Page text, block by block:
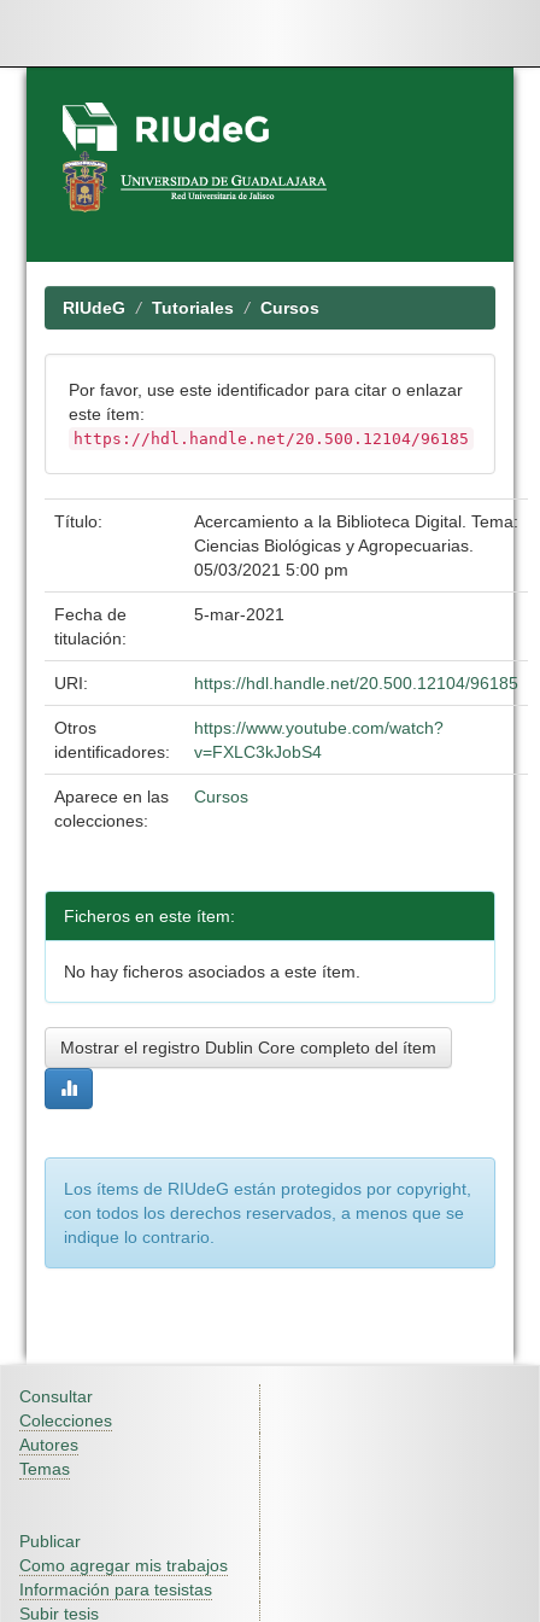
Skip
navigation
RIUdeG Tutoriales Cursos
Por favor, use este identificador para citar o enlazar
este ítem:
https://hdl.handle.net/20.500.12104/96185
Título:
Acercamiento a la Biblioteca Digital. Tema:
Ciencias Biológicas y Agropecuarias.
05/03/2021 5:00 pm
Fecha de
titulación:
5-mar-2021
URI: https://hdl.handle.net/20.500.12104/96185
Otros
identificadores:
https://www.youtube.com/watch?
v=FXLC3kJobS4
Aparece en las
colecciones:
Cursos
Ficheros en este ítem:
No hay ficheros asociados a este ítem.
Mostrar el registro Dublin Core completo del ítem
Los ítems de RIUdeG están protegidos por copyright,
con todos los derechos reservados, a menos que se
indique lo contrario.
Consultar
Colecciones
Autores
Temas
Publicar
Como agregar mis trabajos
Información para tesistas
Subir tesis